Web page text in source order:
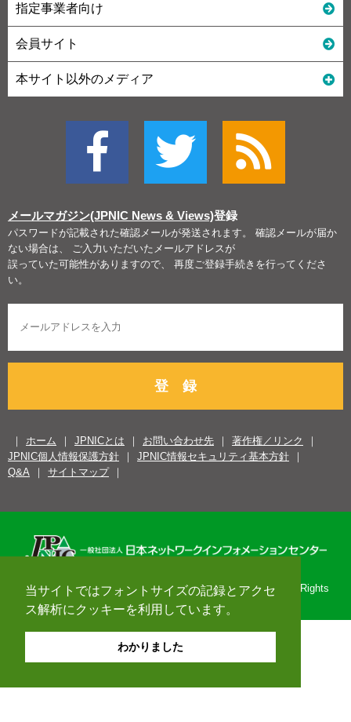
当サイトではフォントサイズの記録とアクセ
ス解析にクッキーを利用しています。
わかりました
指定事業者向け
会員サイト
本サイト以外のメディア
メールマガジン(JPNIC News & Views)登録
パスワードが記載された確認メールが発送されます。 確認メールが届か
ない場合は、 ご入力いただいたメールアドレスが
誤っていた可能性がありますので、 再度ご登録手続きを行ってくださ
い。
登 録
ホーム JPNICとは お問い合わせ先
著作権／リンク
JPNIC個人情報保護方針
JPNIC情報セキュリティ基本方針
Q&A
サイトマップ
Copyright© 1996-2026 Japan Network Information Center. All Rights
Reserved.